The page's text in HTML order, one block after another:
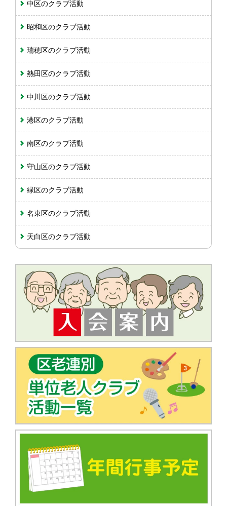
中区のクラブ活動
昭和区のクラブ活動
瑞穂区のクラブ活動
熱田区のクラブ活動
中川区のクラブ活動
港区のクラブ活動
南区のクラブ活動
守山区のクラブ活動
緑区のクラブ活動
名東区のクラブ活動
天白区のクラブ活動